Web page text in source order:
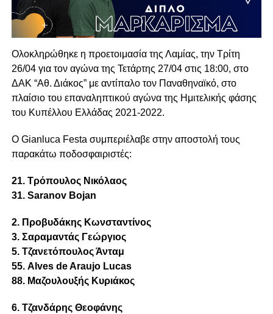
Ολοκληρώθηκε η προετοιμασία της Λαμίας, την Τρίτη
26/04 για τον αγώνα της Τετάρτης 27/04 στις 18:00, στο
ΔΑΚ “Αθ. Διάκος” με αντίπαλο τον Παναθηναϊκό, στο
πλαίσιο του επαναληπτικού αγώνα της Ημιτελικής φάσης
του Κυπέλλου Ελλάδας 2021-2022.
Ο Gianluca Festa συμπεριέλαβε στην αποστολή τους
παρακάτω ποδοσφαιριστές:
21. Τρόπουλος Νικόλαος
31. Saranov Bojan
2. Προβυδάκης Κωνσταντίνος
3. Σαραμαντάς Γεώργιος
5. Τζανετόπουλος Άνταμ
55. Alves de Araujo Lucas
88. Μαζουλουξής Κυριάκος
6. Τζανδάρης Θεοφάνης